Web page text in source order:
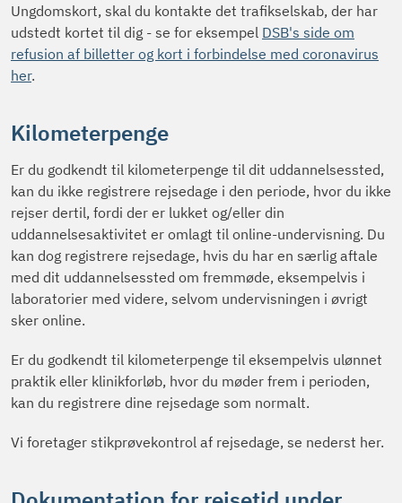
Ungdomskort, skal du kontakte det trafikselskab, der har
udstedt kortet til dig - se for eksempel DSB's side om
refusion af billetter og kort i forbindelse med coronavirus
her.
Kilometerpenge
Er du godkendt til kilometerpenge til dit uddannelsessted,
kan du ikke registrere rejsedage i den periode, hvor du ikke
rejser dertil, fordi der er lukket og/eller din
uddannelsesaktivitet er omlagt til online-undervisning. Du
kan dog registrere rejsedage, hvis du har en særlig aftale
med dit uddannelsessted om fremmøde, eksempelvis i
laboratorier med videre, selvom undervisningen i øvrigt
sker online.
Er du godkendt til kilometerpenge til eksempelvis ulønnet
praktik eller klinikforløb, hvor du møder frem i perioden,
kan du registrere dine rejsedage som normalt.
Vi foretager stikprøvekontrol af rejsedage, se nederst her.